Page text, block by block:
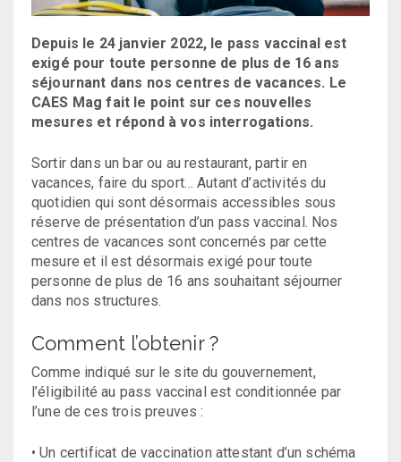
Depuis le 24 janvier 2022, le pass vaccinal est
exigé pour toute personne de plus de 16 ans
séjournant dans nos centres de vacances. Le
CAES Mag fait le point sur ces nouvelles
mesures et répond à vos interrogations.
Sortir dans un bar ou au restaurant, partir en
vacances, faire du sport… Autant d’activités du
quotidien qui sont désormais accessibles sous
réserve de présentation d’un pass vaccinal. Nos
centres de vacances sont concernés par cette
mesure et il est désormais exigé pour toute
personne de plus de 16 ans souhaitant séjourner
dans nos structures.
Comment l’obtenir ?
Comme indiqué sur le site du gouvernement,
l’éligibilité au pass vaccinal est conditionnée par
l’une de ces trois preuves :
• Un certificat de vaccination attestant d’un schéma